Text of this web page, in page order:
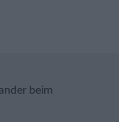
beim